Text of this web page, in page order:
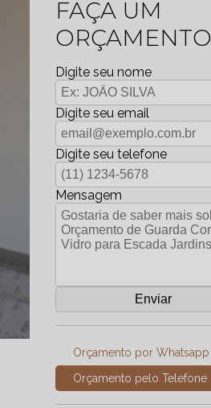
FAÇA UM
ORÇAMENTO
Digite seu nome
Digite seu email
Digite seu telefone
Mensagem
Orçamento por Whatsapp
Orçamento pelo Telefone